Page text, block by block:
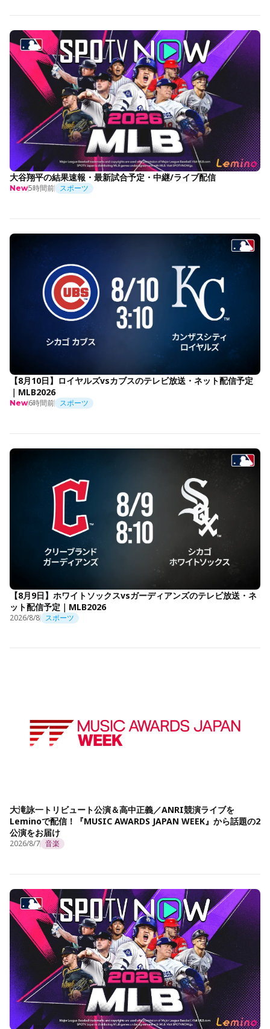
大谷翔平の結果速報・最新試合予定・中継/ライブ配信
New5時間前 スポーツ
【8月10日】ロイヤルズvsカブスのテレビ放送・ネット配信予定
｜MLB2026
New6時間前 スポーツ
【8月9日】ホワイトソックスvsガーディアンズのテレビ放送・ネ
ット配信予定｜MLB2026
2026/8/8 スポーツ
大滝詠一トリビュート公演＆高中正義／ANRI競演ライブを
Leminoで配信！『MUSIC AWARDS JAPAN WEEK』から話題の2
公演をお届け
2026/8/7 音楽